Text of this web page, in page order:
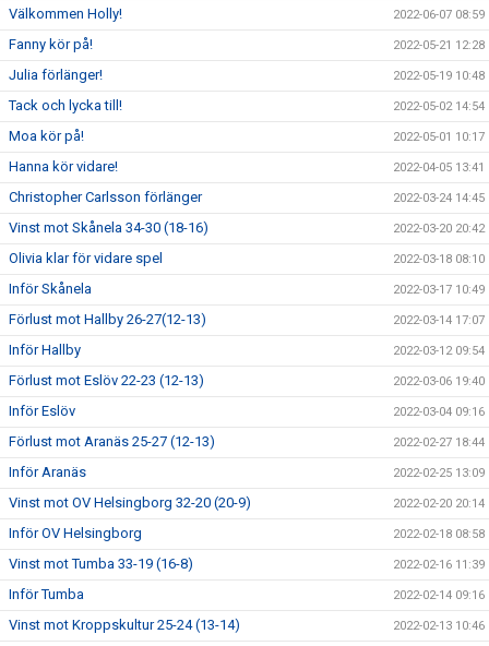
Välkommen Holly! 2022-06-07 08:59
Fanny kör på! 2022-05-21 12:28
Julia förlänger! 2022-05-19 10:48
Tack och lycka till! 2022-05-02 14:54
Moa kör på! 2022-05-01 10:17
Hanna kör vidare! 2022-04-05 13:41
Christopher Carlsson förlänger 2022-03-24 14:45
Vinst mot Skånela 34-30 (18-16) 2022-03-20 20:42
Olivia klar för vidare spel 2022-03-18 08:10
Inför Skånela 2022-03-17 10:49
Förlust mot Hallby 26-27(12-13) 2022-03-14 17:07
Inför Hallby 2022-03-12 09:54
Förlust mot Eslöv 22-23 (12-13) 2022-03-06 19:40
Inför Eslöv 2022-03-04 09:16
Förlust mot Aranäs 25-27 (12-13) 2022-02-27 18:44
Inför Aranäs 2022-02-25 13:09
Vinst mot OV Helsingborg 32-20 (20-9) 2022-02-20 20:14
Inför OV Helsingborg 2022-02-18 08:58
Vinst mot Tumba 33-19 (16-8) 2022-02-16 11:39
Inför Tumba 2022-02-14 09:16
Vinst mot Kroppskultur 25-24 (13-14) 2022-02-13 10:46